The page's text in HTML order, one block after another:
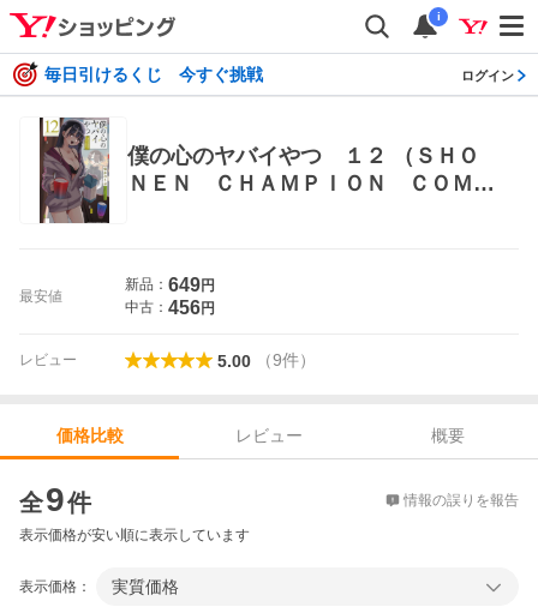
i
毎日引けるくじ 今すぐ挑戦 ログイン
僕の心のヤバイやつ １２ （ＳＨＯ
ＮＥＮ ＣＨＡＭＰＩＯＮ ＣＯＭＩ
最安値
新品： 649円
中古： 456円
レビュー 5.00 （9件）
価格比較 レビュー
概要
全9件 情報の誤りを報告
表示価格が安い順に表示しています
表示価格： 実質価格